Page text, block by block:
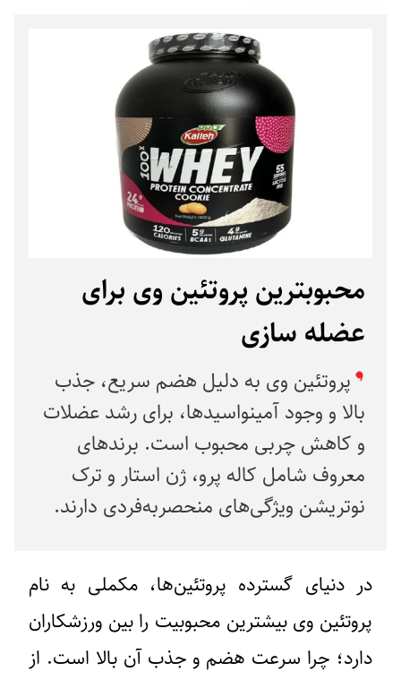
محبوبترین پروتئین وی برای
عضله سازی
پروتئین وی به دلیل هضم سریع، جذب
بالا و وجود آمینواسیدها، برای رشد عضلات
و کاهش چربی محبوب است. برندهای
معروف شامل کاله پرو، ژن استار و ترک
نوتریشن ویژگی‌های منحصربه‌فردی دارند.
در دنیای گسترده پروتئین‌ها،‌ مکملی به نام
پروتئین وی بیشترین محبوبیت را بین ورزشکاران
دارد؛ چرا سرعت هضم و جذب آن بالا است. از